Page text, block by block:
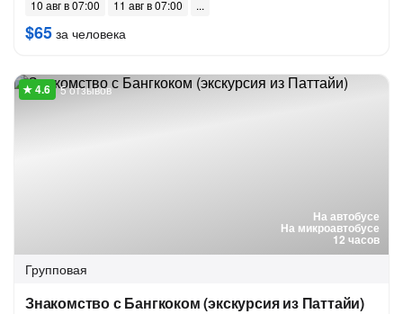
10 авг в 07:00 11 авг в 07:00
$65 за человека
На автобусе
На микроавтобусе
12 часов
5 отзывов
Групповая
Знакомство с Бангкоком (экскурсия из Паттайи)